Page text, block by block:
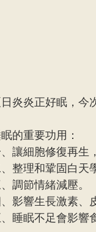
炎炎正好眠，今
的重要功用：
讓細胞修復再生
整理和鞏固白天
調節情緒減壓。
影響生長激素、
睡眠不足會影響